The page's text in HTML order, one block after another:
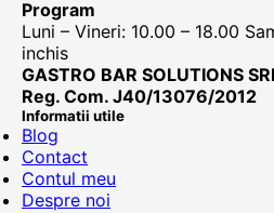
Program
Luni – Vineri: 10.00 – 18.00
inchis
GASTRO BAR SOLUTIONS
Reg. Com. J40/13076/2012
Informatii utile
Blog
Contact
Contul meu
Despre noi